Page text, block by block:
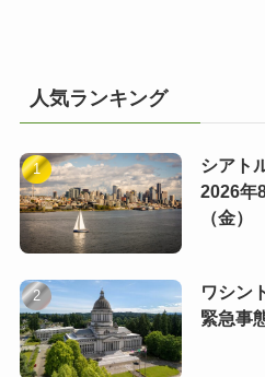
人気ランキング
シアト
2026年
（金）
ワシン
緊急事